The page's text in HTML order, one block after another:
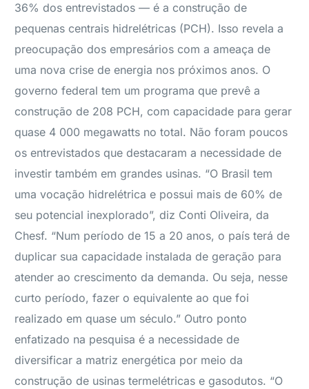
36% dos entrevistados — é a construção de
pequenas centrais hidrelétricas (PCH). Isso revela a
preocupação dos empresários com a ameaça de
uma nova crise de energia nos próximos anos. O
governo federal tem um programa que prevê a
construção de 208 PCH, com capacidade para gerar
quase 4 000 megawatts no total. Não foram poucos
os entrevistados que destacaram a necessidade de
investir também em grandes usinas. “O Brasil tem
uma vocação hidrelétrica e possui mais de 60% de
seu potencial inexplorado”, diz Conti Oliveira, da
Chesf. “Num período de 15 a 20 anos, o país terá de
duplicar sua capacidade instalada de geração para
atender ao crescimento da demanda. Ou seja, nesse
curto período, fazer o equivalente ao que foi
realizado em quase um século.” Outro ponto
enfatizado na pesquisa é a necessidade de
diversificar a matriz energética por meio da
construção de usinas termelétricas e gasodutos. “O